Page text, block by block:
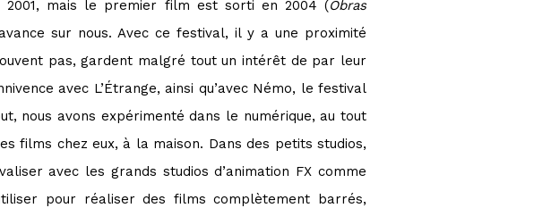
2001, mais le premier film est sorti en 2004 (Obras
sur nous. Avec ce festival, il y a une proximité
pas, gardent malgré tout un intérêt de par leur
avec L’Étrange, ainsi qu’avec Némo, le festival
nous avons expérimenté dans le numérique, au tout
films chez eux, à la maison. Dans des petits studios,
avec les grands studios d’animation FX comme
pour réaliser des films complètement barrés,